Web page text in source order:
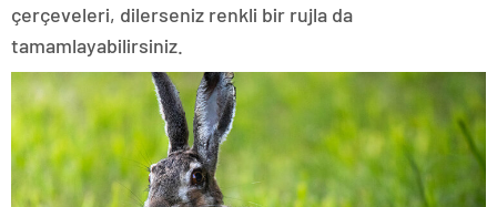
çerçeveleri, dilerseniz renkli bir rujla da
tamamlayabilirsiniz.